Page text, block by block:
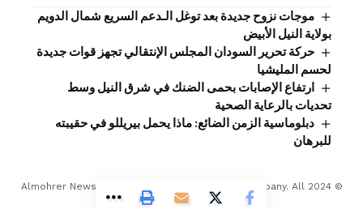
موجات نزوح جديدة بعد توغل الـدعم السريع شمال الدويم
بولاية النيل الأبيض
حركة تحرير السودان المجلس الإنتقالي تجهز قوات جديدة
لحسم المليشيا
ارتفاع الإصابات بحمى الضنك في شرق النيل وسط
تحديات بالرعاية الصحية
دبلوماسية الزمن الضائع: ماذا يحمل بيريللو في حقيبته
للبرهان
© 2024 Almohrer News. winwin company Developed Company. All
Rights Reserved.